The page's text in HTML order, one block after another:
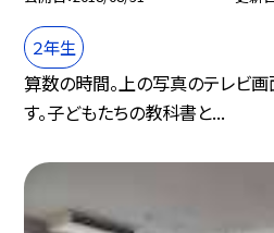
２年生
算数の時間。上の写真のテレビ画
す。子どもたちの教科書と...